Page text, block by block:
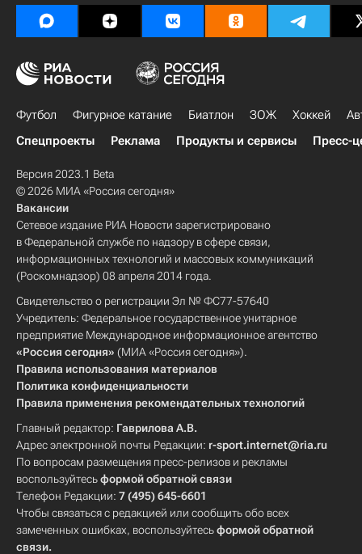
Футбол Фигурное катание Биатлон ЗОЖ Хоккей
Спецпроекты
Реклама Продукты и сервисы Пресс-
Версия 2023.1 Beta
© 2026 МИА «Россия сегодня»
Вакансии
Сетевое издание РИА Новости зарегистрировано
в Федеральной службе по надзору в сфере связи,
информационных технологий и массовых коммуникаций
(Роскомнадзор) 08 апреля 2014 года.
Свидетельство о регистрации Эл № ФС77-57640
Учредитель: Федеральное государственное унитарное
предприятие Международное информационное агентство
«Россия сегодня» (МИА «Россия сегодня»).
Правила использования материалов
Политика конфиденциальности
Правила применения рекомендательных технологий
Главный редактор: Гаврилова А.В.
Адрес электронной почты Редакции: r-sport.internet@ria.ru
По вопросам размещения пресс-релизов и рекламы
воспользуйтесьформой обратной связи
Телефон Редакции: 7 (495) 645-6601
Чтобы связаться с редакцией или сообщить обо всех
замеченных ошибках, воспользуйтесьформой обратной
связи.